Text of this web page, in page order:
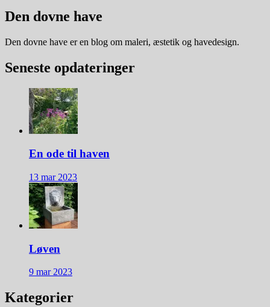
Den dovne have
Den dovne have er en blog om maleri, æstetik og havedesign.
Seneste opdateringer
En ode til haven
13 mar 2023
Løven
9 mar 2023
Kategorier